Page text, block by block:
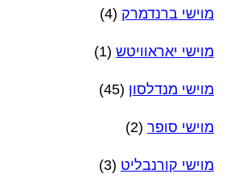
מוישי ברנדמרק (4)
מוישי יאראוויטש (1)
מוישי מנדלסון (45)
מוישי סופר (2)
מוישי קורנבליט (3)